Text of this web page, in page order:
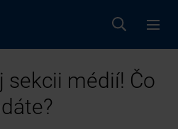
sekcii médií! Čo